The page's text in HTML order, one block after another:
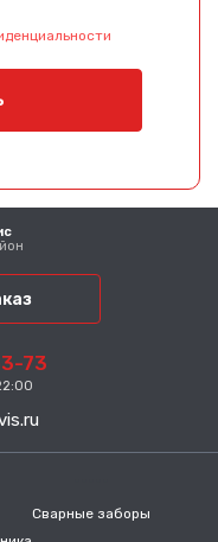
73
Сварные заборы